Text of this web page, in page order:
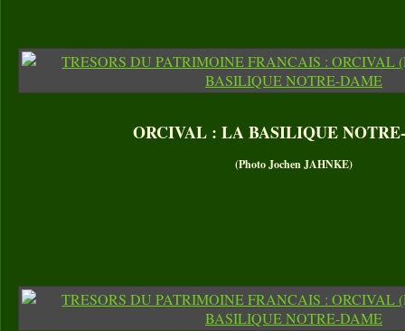
ORCIVAL : LA BASILIQUE
(Photo Jochen JAHNKE)